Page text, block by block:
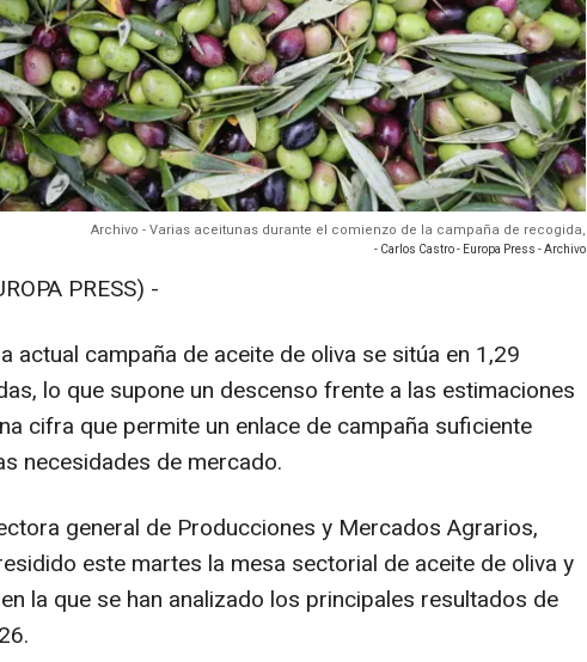
Archivo - Varias aceitunas durante el comienzo de la campaña de recogida,
- Carlos Castro - Europa Press - Archivo
PRESS) -
actual campaña de aceite de oliva se sitúa en 1,29
lo que supone un descenso frente a las estimaciones
cifra que permite un enlace de campaña suficiente
necesidades de mercado.
general de Producciones y Mercados Agrarios,
este martes la mesa sectorial de aceite de oliva y
la que se han analizado los principales resultados de